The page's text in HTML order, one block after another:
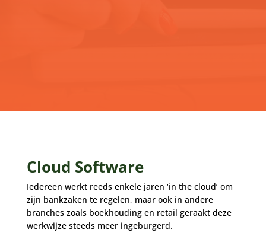
Cloud Software
Iedereen werkt reeds enkele jaren ‘in the cloud’ om
zijn bankzaken te regelen, maar ook in andere
branches zoals boekhouding en retail geraakt deze
werkwijze steeds meer ingeburgerd.